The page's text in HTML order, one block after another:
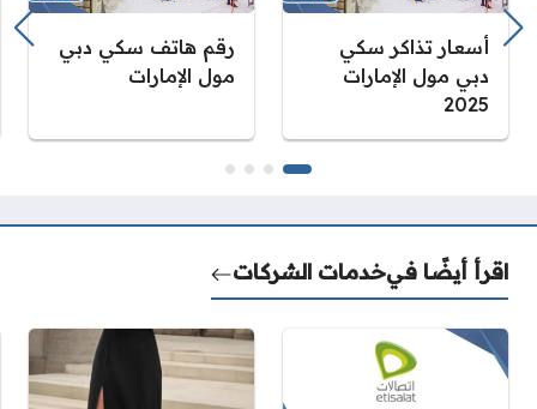
أسعار تذاكر سكي
دبي مول الإمارات
2025
رقم هاتف سكي دبي
مول الإمارات
اقرأ أيضًا فيخدمات الشركات